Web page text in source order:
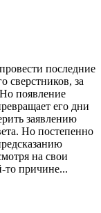
последние
сверстников, за
появление
его дни
заявлению
Но постепенно
на свои
то причине...